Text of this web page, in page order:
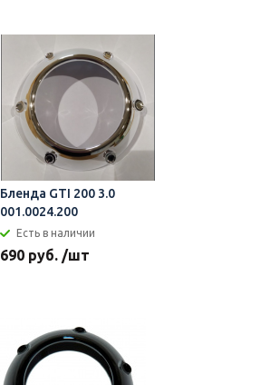
Бленда GTI 200 3.0
001.0024.200
Есть в наличии
690 руб. /шт